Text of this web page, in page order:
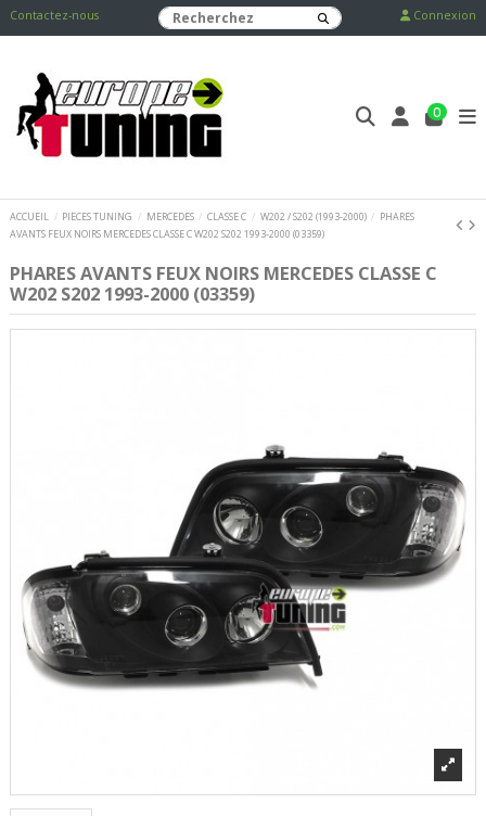
Contactez-nous Connexion
0
ACCUEIL PIECES TUNING MERCEDES CLASSE C W202 / S202 (1993-2000)
PHARES
AVANTS FEUX NOIRS MERCEDES CLASSE C W202 S202 1993-2000 (03359)
PHARES AVANTS FEUX NOIRS MERCEDES CLASSE C
W202 S202 1993-2000 (03359)